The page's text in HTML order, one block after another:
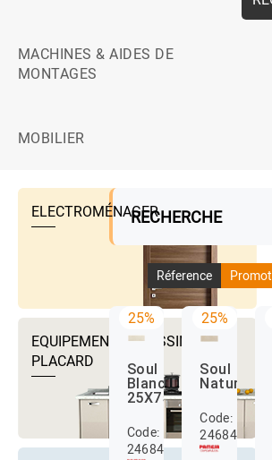
MACHINES & AIDES DE
MONTAGES
MOBILIER
ELECTROMÉNAGER
EQUIPEMENTS DRESSING ET
PLACARD
RECHERCHE
Réference
25%
Soul
Blanco
25X75
Code:
24684001
25%
Soul
Naturel
Code:
24684002